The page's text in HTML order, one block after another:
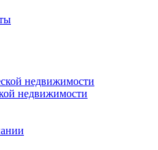
недвижимости
недвижимости